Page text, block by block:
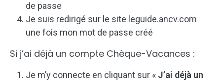
de passe
Je suis redirigé sur le site leguide.ancv.com
une fois mon mot de passe créé
Si j’ai déjà un compte Chèque-Vacances :
Je m’y connecte en cliquant sur « J’ai déjà un